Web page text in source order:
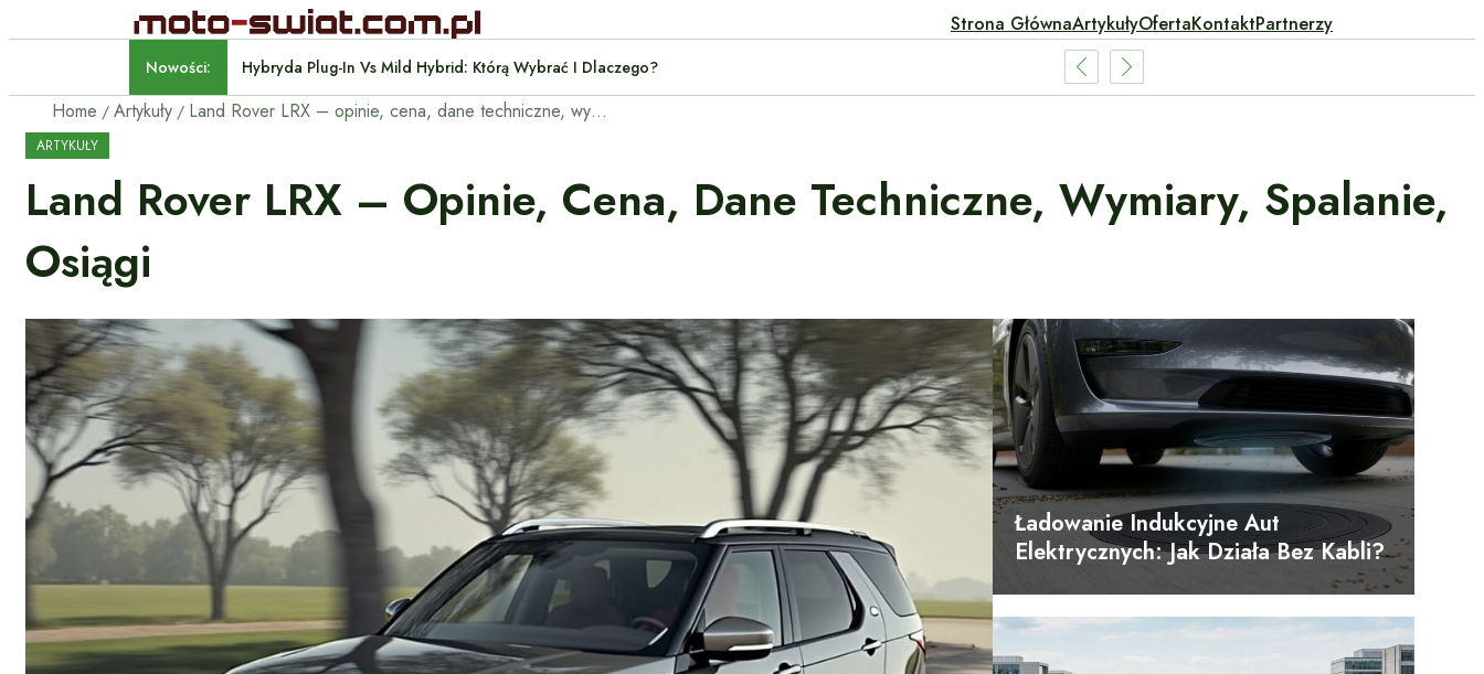
Strona GłównaArtykułyOfertaKontaktPartnerzy
Nowości: Hybryda Plug-In Vs Mild Hybrid: Którą Wybrać I Dlaczego?
Home Artykuły Land Rover LRX – opinie, cena, dane techniczne, wymiary, spalanie, osiągi
ARTYKUŁY
Land Rover LRX – Opinie, Cena, Dane Techniczne, Wymiary, Spalanie,
Osiągi
Ładowanie Indukcyjne Aut
Elektrycznych: Jak Działa Bez Kabli?